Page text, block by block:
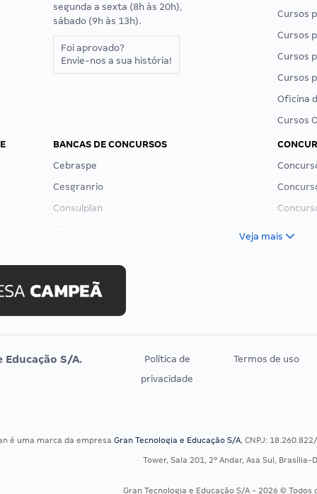
segunda a sexta (8h às 20h),
sábado (9h às 13h).
Foi aprovado?
Envie-nos a sua história!
Cursos
Cursos
Cursos
Cursos
Oficina
Cursos
BANCAS DE CONCURSOS
Cebraspe
Cesgranrio
Consulplan
Selecon
Uniase
Vunesp
Veja mais
Educação S/A.
Política de
privacidade
Termos de uso
é uma marca da empresaGran Tecnologia e Educação S/A, CNPJ:
Tower, Sala 201, 2º Andar, Asa Sul, Brasília-
Gran Tecnologia e Educação S/A - 2026 ©